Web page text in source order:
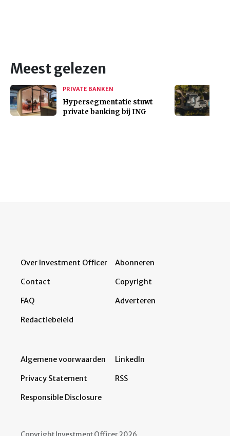
Meest gelezen
PRIVATE BANKEN
Hypersegmentatie stuwt
private banking bij ING
Over Investment Officer
Contact
FAQ
Redactiebeleid
Abonneren
Copyright
Adverteren
Algemene voorwaarden
Privacy Statement
Responsible Disclosure
LinkedIn
RSS